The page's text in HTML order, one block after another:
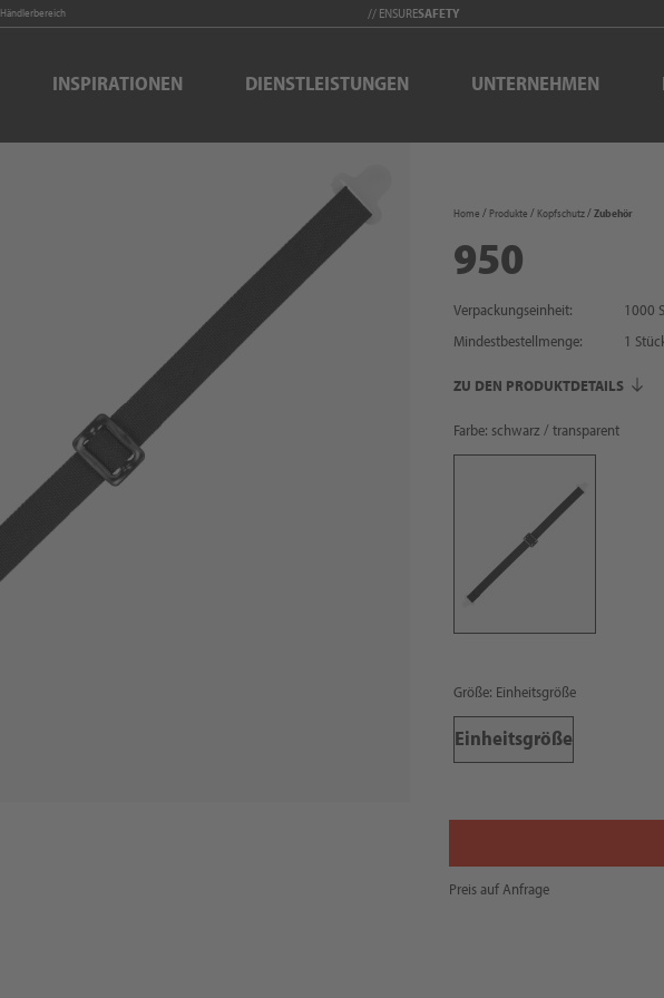
Händlerbereich // ENSURESAFETY
INSPIRATIONEN DIENSTLEISTUNGEN UNTERNEHMEN
Home Produkte Kopfschutz Zubehör
950
Verpackungseinheit:
1000
Mindestbestellmenge:
1
ZU DEN PRODUKTDETAILS
Farbe: schwarz / transparent
Größe: Einheitsgröße
Einheitsgröße
Preis auf Anfrage